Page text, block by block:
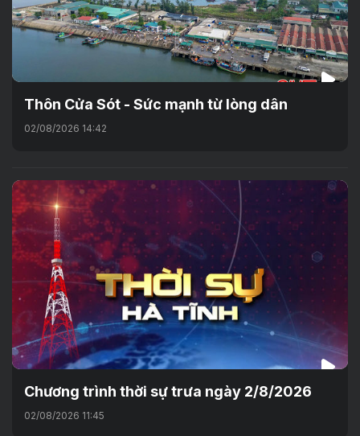
Thôn Cửa Sót - Sức mạnh từ lòng dân
02/08/2026 14:42
Chương trình thời sự trưa ngày 2/8/2026
02/08/2026 11:45